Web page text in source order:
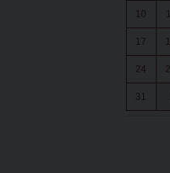
10
17
24
31